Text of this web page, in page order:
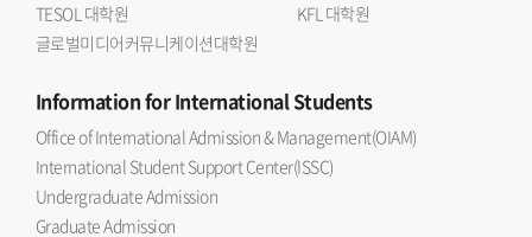
TESOL 대학원
KFL 대학원
글로벌미디어커뮤니케이션대학원
Informationfor International Students
Office of International Admission & Management(OIAM)
International Student Support Center(ISSC)
Undergraduate Admission
Graduate Admission